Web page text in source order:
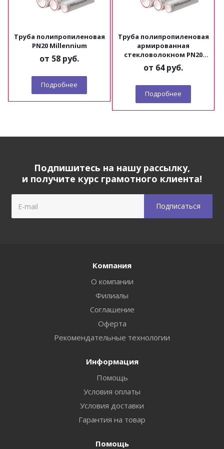
Труба полипропиленовая
PN20 Millennium
от 58 руб.
Подробнее
Труба полипропиленовая
армированная
стекловолокном PN20
Millennium
от 64 руб.
Подробнее
Подпишитесь на нашу рассылку,
и получите курс грамотного клиента!
Компания
О компании
Филиалы
Соглашение
Оферта
Рекомендательные технологии
Информация
Помощь
Условия оплаты
Условия доставки
Гарантия на товар
Помощь